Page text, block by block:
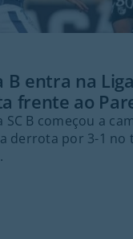
B entra na
frente ao
SC B começou a
derrota por 3-1 no